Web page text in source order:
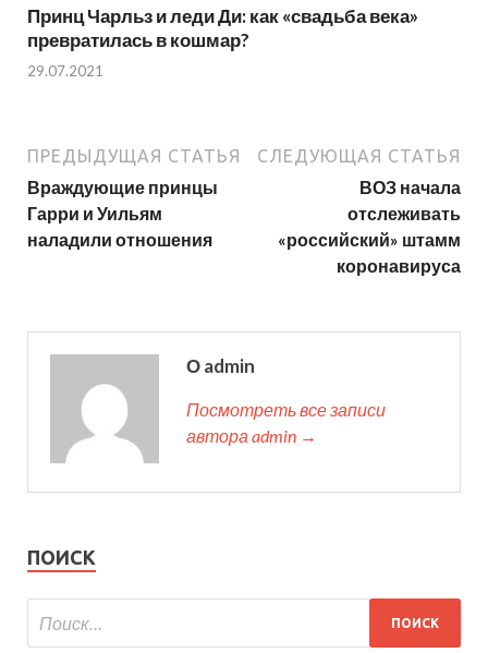
Принц Чарльз и леди Ди: как «свадьба века»
превратилась в кошмар?
29.07.2021
ПРЕДЫДУЩАЯ СТАТЬЯ
Враждующие принцы
Гарри и Уильям
наладили отношения
СЛЕДУЮЩАЯ СТАТЬЯ
ВОЗ начала
отслеживать
«российский» штамм
коронавируса
О admin
Посмотреть все записи
автора admin →
ПОИСК